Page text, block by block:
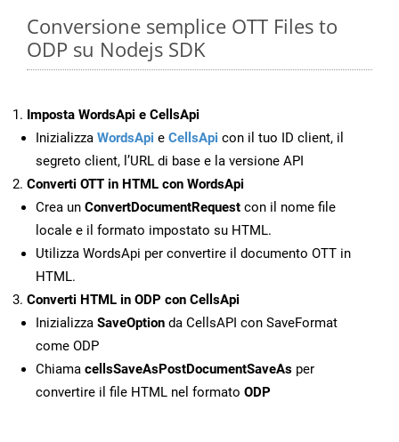
Conversione semplice OTT Files to
ODP su Nodejs SDK
Imposta WordsApi e CellsApi
Inizializza WordsApi e CellsApi con il tuo ID client, il
segreto client, l’URL di base e la versione API
Converti OTT in HTML con WordsApi
Crea un ConvertDocumentRequest con il nome file
locale e il formato impostato su HTML.
Utilizza WordsApi per convertire il documento OTT in
HTML.
Converti HTML in ODP con CellsApi
Inizializza SaveOption da CellsAPI con SaveFormat
come ODP
Chiama cellsSaveAsPostDocumentSaveAs per
convertire il file HTML nel formato ODP